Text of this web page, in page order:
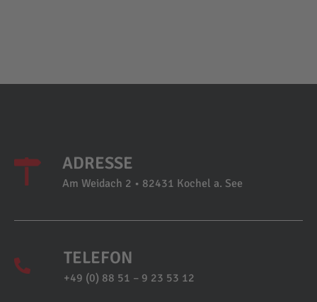
ADRESSE
Am Weidach 2 • 82431 Kochel a. See
TELEFON
+49 (0) 88 51 – 9 23 53 12